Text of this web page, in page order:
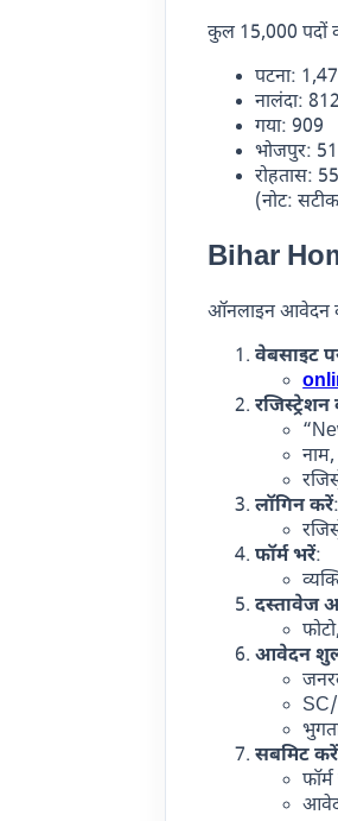
कुल 15,000 पदों
पटना:
नालंदा: 812
गया: 909
भोजपुर:
रोहतास:
(नोट:
Bihar
ऑनलाइन आवेदन
वेबसाइट
लॉगिन करें:
फॉर्म भरें:
दस्तावेज
आवेदन
सबमिट करें